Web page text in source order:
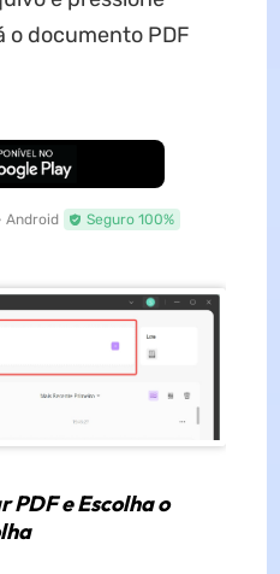
o documento PDF
Grátis
Android Seguro 100%
PDF e Escolha o